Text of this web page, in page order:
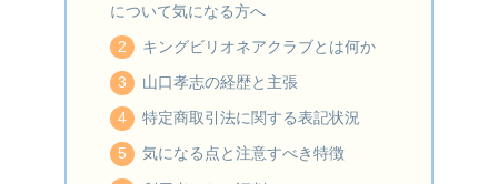
について気になる方へ
キングビリオネアクラブとは何か
山口孝志の経歴と主張
特定商取引法に関する表記状況
気になる点と注意すべき特徴